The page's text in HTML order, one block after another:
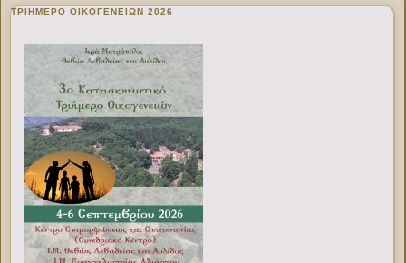
ΤΡΙΗΜΕΡΟ ΟΙΚΟΓΕΝΕΙΩΝ 2026